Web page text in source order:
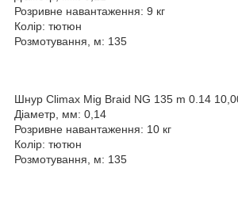
Розривне навантаження: 9 кг
Колір: тютюн
Розмотування, м: 135
Шнур Climax Mig Braid NG 135 m 0.14
Діаметр, мм: 0,14
Розривне навантаження: 10 кг
Колір: тютюн
Розмотування, м: 135